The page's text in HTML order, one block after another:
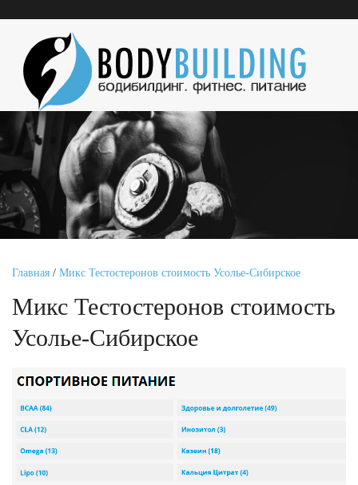
Главная / Микс Тестостеронов стоимость Усолье-Сибирское
Микс Тестостеронов стоимость
Усолье-Сибирское